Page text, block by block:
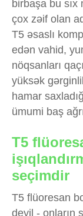
birbaşa bu
çox zəif olan
T5 əsaslı
edən vahid,
nöqsanları
yüksək
hamar
ümumi baş
T5
seçimdir
T5 flüoresan
deyil - onların